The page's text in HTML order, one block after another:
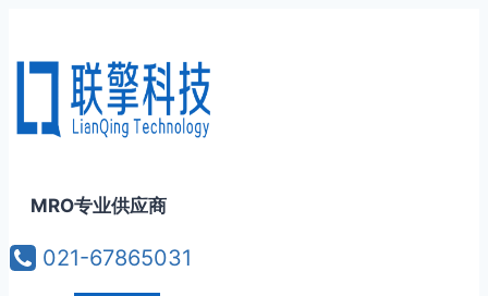
MRO专业供应商
021-67865031